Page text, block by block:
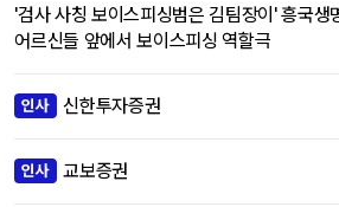
'검사 사칭 보이스피싱범은 김팀장이' 흥국생
어르신들 앞에서 보이스피싱 역할극
인사 신한투자증권
인사 교보증권